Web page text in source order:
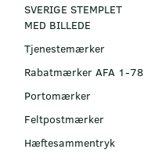
SVERIGE STEMPLET
MED BILLEDE
Tjenestemærker
Rabatmærker AFA 1-78
Portomærker
Feltpostmærker
Hæftesammentryk